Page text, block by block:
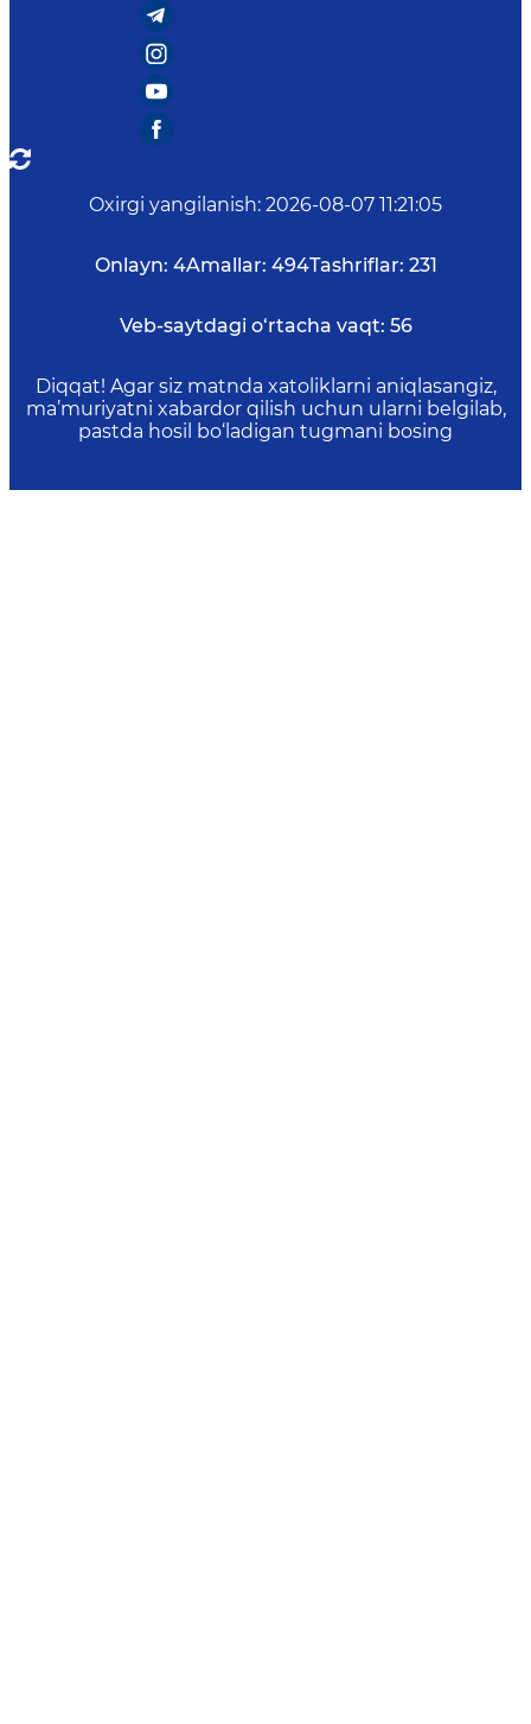
Oxirgi yangilanish: 2026-08-07 11:21:05
Onlayn: 4Amallar: 494Tashriflar: 231
Veb-saytdagi o‘rtacha vaqt: 56
Diqqat! Agar siz matnda xatoliklarni aniqlasangiz,
ma’muriyatni xabardor qilish uchun ularni belgilab,
pastda hosil bo‘ladigan tugmani bosing